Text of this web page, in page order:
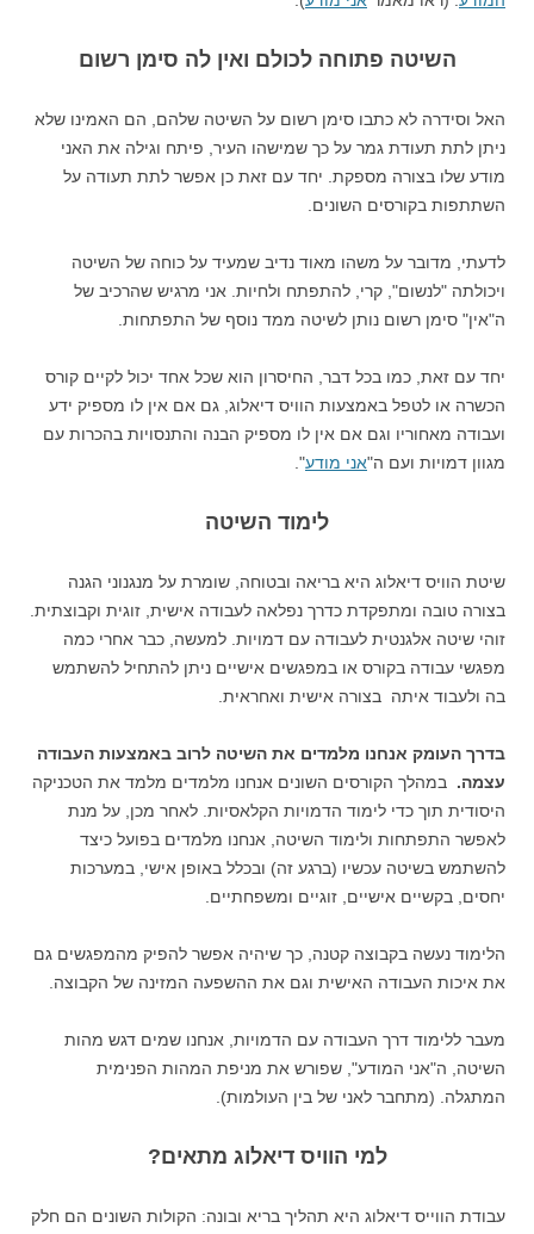
השיטה פתוחה לכולם ואין לה סימן רשום
האל וסידרה לא כתבו סימן רשום על השיטה שלהם, הם האמינו שלא
ניתן לתת תעודת גמר על כך שמישהו העיר, פיתח וגילה את האני
מודע שלו בצורה מספקת. יחד עם זאת כן אפשר לתת תעודה על
השתתפות בקורסים השונים.
לדעתי, מדובר על משהו מאוד נדיב שמעיד על כוחה של השיטה
ויכולתה "לנשום", קרי, להתפתח ולחיות. אני מרגיש שהרכיב של
ה"אין" סימן רשום נותן לשיטה ממד נוסף של התפתחות.
יחד עם זאת, כמו בכל דבר, החיסרון הוא שכל אחד יכול לקיים קורס
הכשרה או לטפל באמצעות הוויס דיאלוג, גם אם אין לו מספיק ידע
ועבודה מאחוריו וגם אם אין לו מספיק הבנה והתנסויות בהכרות עם
מגוון דמויות ועם ה"אני מודע".
לימוד השיטה
שיטת הוויס דיאלוג היא בריאה ובטוחה, שומרת על מנגנוני הגנה
בצורה טובה ומתפקדת כדרך נפלאה לעבודה אישית, זוגית וקבוצתית.
זוהי שיטה אלגנטית לעבודה עם דמויות. למעשה, כבר אחרי כמה
מפגשי עבודה בקורס או במפגשים אישיים ניתן להתחיל להשתמש
בה ולעבוד איתה בצורה אישית ואחראית.
בדרך העומק אנחנו מלמדים את השיטה לרוב באמצעות העבודה
עצמה. במהלך הקורסים השונים אנחנו מלמדים מלמד את הטכניקה
היסודית תוך כדי לימוד הדמויות הקלאסיות. לאחר מכן, על מנת
לאפשר התפתחות ולימוד השיטה, אנחנו מלמדים בפועל כיצד
להשתמש בשיטה עכשיו (ברגע זה) ובכלל באופן אישי, במערכות
יחסים, בקשיים אישיים, זוגיים ומשפחתיים.
הלימוד נעשה בקבוצה קטנה, כך שיהיה אפשר להפיק מהמפגשים גם
את איכות העבודה האישית וגם את ההשפעה המזינה של הקבוצה.
מעבר ללימוד דרך העבודה עם הדמויות, אנחנו שמים דגש מהות
השיטה, ה"אני המודע", שפורש את מניפת המהות הפנימית
המתגלה. (מתחבר לאני של בין העולמות).
למי הוויס דיאלוג מתאים?
עבודת הווייס דיאלוג היא תהליך בריא ובונה: הקולות השונים הם חלק